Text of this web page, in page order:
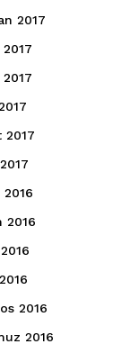
2017
2017
2017
2016
2016
2016
2016